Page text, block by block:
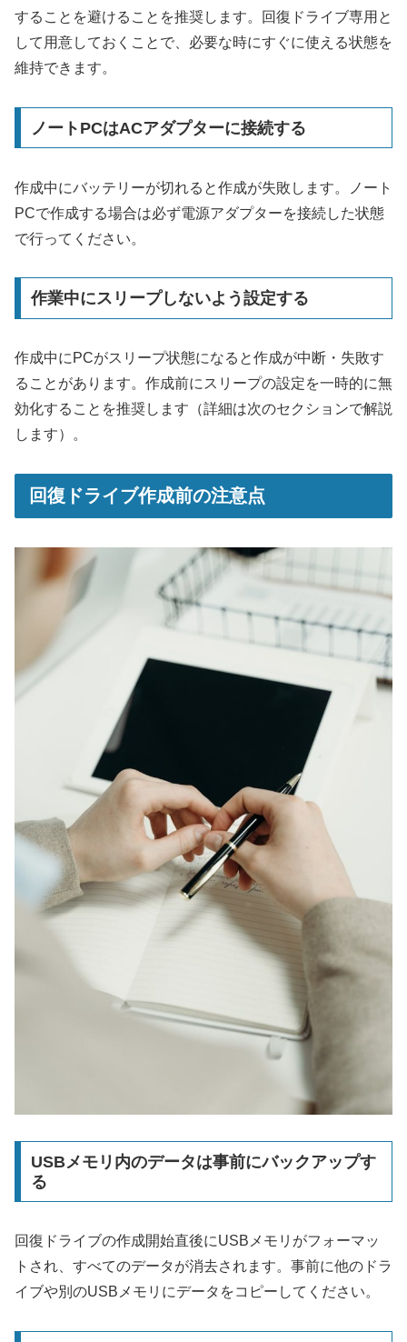
することを避けることを推奨します。回復ドライブ専用と
して用意しておくことで、必要な時にすぐに使える状態を
維持できます。
ノートPCはACアダプターに接続する
作成中にバッテリーが切れると作成が失敗します。ノート
PCで作成する場合は必ず電源アダプターを接続した状態
で行ってください。
作業中にスリープしないよう設定する
作成中にPCがスリープ状態になると作成が中断・失敗す
ることがあります。作成前にスリープの設定を一時的に無
効化することを推奨します（詳細は次のセクションで解説
します）。
回復ドライブ作成前の注意点
USBメモリ内のデータは事前にバックアップす
る
回復ドライブの作成開始直後にUSBメモリがフォーマッ
トされ、すべてのデータが消去されます。事前に他のドラ
イブや別のUSBメモリにデータをコピーしてください。